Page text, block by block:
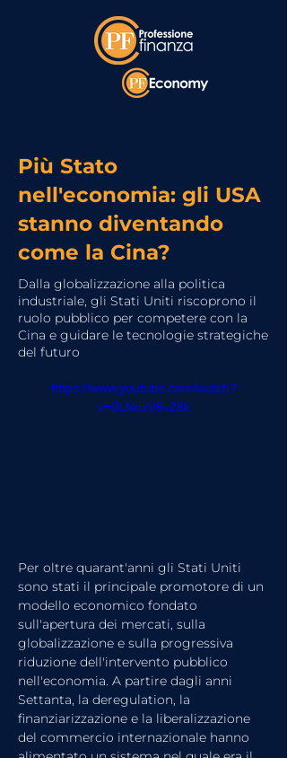
Più Stato
nell'economia: gli USA
stanno diventando
come la Cina?
Dalla globalizzazione alla politica
industriale, gli Stati Uniti riscoprono il
ruolo pubblico per competere con la
Cina e guidare le tecnologie strategiche
del futuro
https://www.youtube.com/watch?
v=0LNnxV6v28k
Per oltre quarant'anni gli Stati Uniti
sono stati il principale promotore di un
modello economico fondato
sull'apertura dei mercati, sulla
globalizzazione e sulla progressiva
riduzione dell'intervento pubblico
nell'economia. A partire dagli anni
Settanta, la deregulation, la
finanziarizzazione e la liberalizzazione
del commercio internazionale hanno